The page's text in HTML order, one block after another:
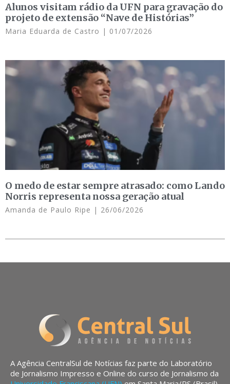
Alunos visitam rádio da UFN para gravação do
projeto de extensão “Nave de Histórias”
Maria Eduarda de Castro 01/07/2026
O medo de estar sempre atrasado: como Lando
Norris representa nossa geração atual
Amanda de Paulo Ripe 26/06/2026
A Agência CentralSul de Notícias faz parte do Laboratório
de Jornalismo Impresso e Online do curso de Jornalismo da